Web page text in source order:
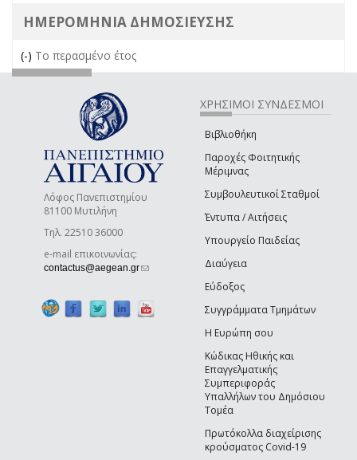
ΗΜΕΡΟΜΗΝΙΑ ΔΗΜΟΣΙΕΥΣΗΣ
(-) Remove Το περασμένο έτος filter
Το περασμένο έτος
Λόφος Πανεπιστημίου
81100 Μυτιλήνη
Τηλ. 22510 36000
e-mail επικοινωνίας:
contactus@aegean.gr(link sends e-mail)
ΧΡΗΣΙΜΟΙ ΣΥΝΔΕΣΜΟΙ
Βιβλιοθήκη
Παροχές Φοιτητικής
Μέριμνας
Συμβουλευτικοί Σταθμοί
Έντυπα / Αιτήσεις
Υπουργείο Παιδείας
Διαύγεια
Εύδοξος
Συγγράμματα Τμημάτων
Η Ευρώπη σου
Κώδικας Ηθικής και
Επαγγελματικής
Συμπεριφοράς
Υπαλλήλων του Δημόσιου
Τομέα
Πρωτόκολλα διαχείρισης
κρούσματος Covid-19